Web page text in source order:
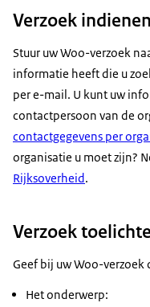
Verzoek indienen
Stuur uw Woo-verzoek
informatie heeft die u
per e-mail. U kunt uw
contactpersoon van de
contactgegevens per
organisatie u moet zijn?
Rijksoverheid.
Verzoek
Geef bij uw Woo-
Het onderwerp: